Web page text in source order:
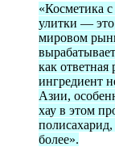
«Косметика
улитки — это
мировом
как ответная
ингредиент
Азии,
хау в этом
более».